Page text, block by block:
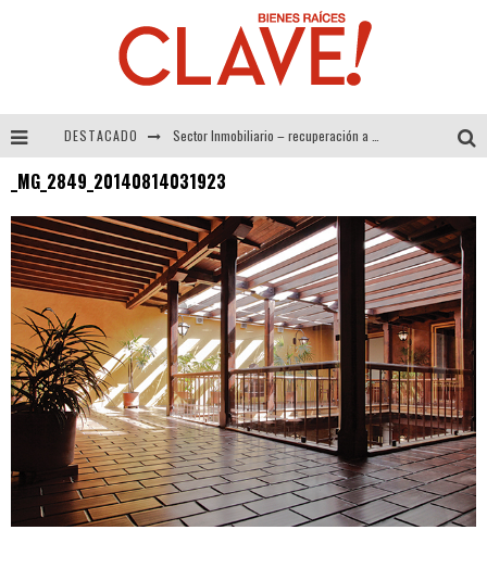
DESTACADO
El Despertar de la Calidez: Acabados Dorados de FV para Elevar tu Espacio
Tecnología y Bienestar de Vanguardia: El Inodoro Inteligente Neotech de FV.
_MG_2849_20140814031923